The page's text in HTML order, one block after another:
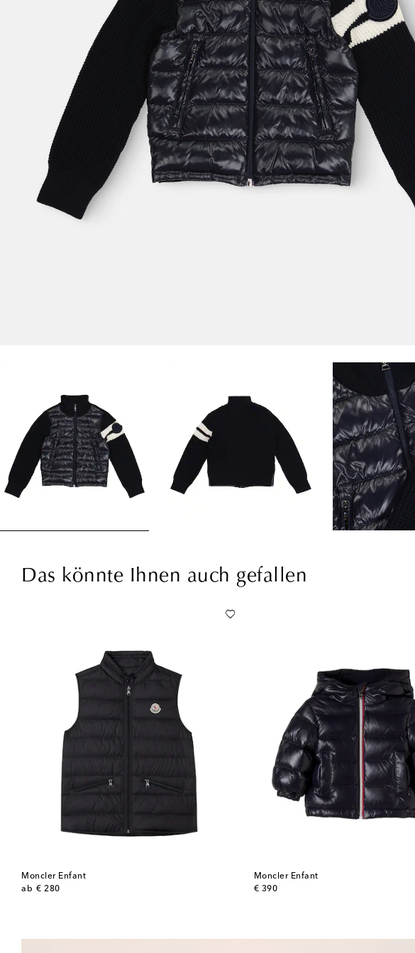
Das könnte Ihnen auch gefallen
Moncler Enfant
ab € 280
original price
Moncler Enfant
€ 390
original price